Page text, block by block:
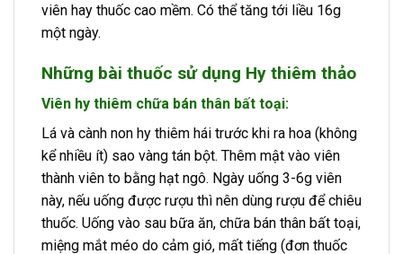
viên hay thuốc cao mềm. Có thể tăng tới liều 16g
một ngày.
Những bài thuốc sử dụng Hy thiêm thảo
Viên hy thiêm chữa bán thân bất toại:
Lá và cành non hy thiêm hái trước khi ra hoa (không
kể nhiều ít) sao vàng tán bột. Thêm mật vào viên
thành viên to bằng hạt ngô. Ngày uống 3-6g viên
này, nếu uống được rượu thì nên dùng rượu để chiêu
thuốc. Uống vào sau bữa ăn, chữa bán thân bất toại,
miệng mắt méo do cảm gió, mất tiếng (đơn thuốc